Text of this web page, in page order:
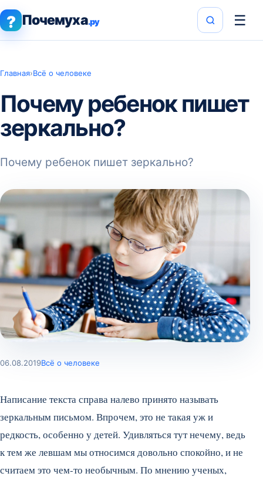
? Почемуха.ру ☰
Главная›Всё о человеке
Почему ребенок пишет
зеркально?
Почему ребенок пишет зеркально?
06.08.2019Всё о человеке
Написание текста справа налево принято называть
зеркальным письмом. Впрочем, это не такая уж и
редкость, особенно у детей. Удивляться тут нечему, ведь
к тем же левшам мы относимся довольно спокойно, и не
считаем это чем-то необычным. По мнению ученых,